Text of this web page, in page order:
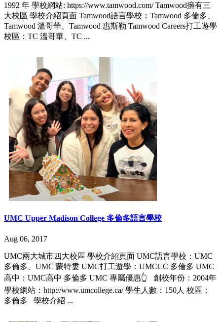
1992 年 學校網站: https://www.tamwood.com/ Tamwood擁有三
大校區 學校介紹頁面 Tamwood語言學校：Tamwood 多倫多、
Tamwood 溫哥華、Tamwood 惠斯勒 Tamwood Careers打工遊學
校區：TC 溫哥華、TC ...
UMC Upper Madison College 多倫多語言學校
Aug 06, 2017
UMC兩大城市四大校區 學校介紹頁面 UMC語言學校：UMC
多倫多、UMC 蒙特婁 UMC打工遊學：UMCCC 多倫多 UMC
高中：UMC高中 多倫多 UMC 專屬優惠👆 創校年份：2004年
學校網站：http://www.umcollege.ca/ 學生人數：150人 校區：
多倫多 學校介紹 ...